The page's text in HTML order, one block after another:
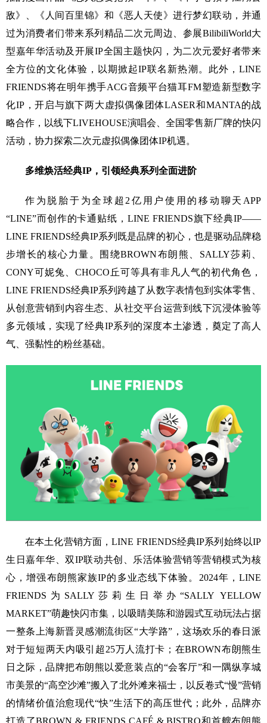
敌》、《人间百里锦》和《恶人天使》进行梦幻联动，并通
过为消费者们带来系列精品二次元周边、参展BilibiliWorld大
型嘉年华活动及开展IP全国主题快闪，为二次元爱好者带来
全方位的文化体验，以期掀起IP联名新热潮。此外，LINE
FRIENDS将在明年携手ACG音频平台猫耳FM塑造新型数字
化IP，开启与旗下两大虚拟偶像团体LASER和MANTA的战
略合作，以线下LIVEHOUSE演唱会、全国零售新厂牌的快闪
活动，协力探索二次元虚拟偶像团体IP机遇。
多维焕活经典IP，引领经典系列全面进阶
作为脱胎于为全球超2亿用户使用的移动聊天APP
“LINE”而创作的卡通贴纸，LINE FRIENDS旗下经典IP——
LINE FRIENDS经典IP系列既是品牌的初心，也是驱动品牌稳
步增长的核心力量。围绕BROWN布朗熊、SALLY莎莉、
CONY可妮兔、CHOCO丘可等具有非凡人气的初代角色，
LINE FRIENDS经典IP系列跨越了从数字表情包到实体零售、
从创意营销到内容生态、从社交平台运营到线下沉浸体验等
多元领域，实现了经典IP系列的深度本土渗透，奠定了高人
气、强黏性的粉丝基础。
在本土化营销方面，LINE FRIENDS经典IP系列始终以IP
生日嘉年华、双IP联动共创、乐活体验营销等营销模式为核
心，增强布朗熊家族IP的多业态线下体验。2024年，LINE
FRIENDS为SALLY莎莉生日举办“SALLY YELLOW
MARKET”萌趣快闪市集，以吸睛美陈和游园式互动玩法占据
一整条上海新晋灵感潮流街区“大学路”，这场欢乐的春日派
对于短短两天内吸引超25万人流打卡；在BROWN布朗熊生
日之际，品牌把布朗熊以爱意装点的“会客厅”和一隅纵享城
市美景的“高空沙滩”搬入了北外滩来福士，以反卷式“慢”营销
的情绪价值治愈现代“快”生活下的高压世代；此外，品牌亦